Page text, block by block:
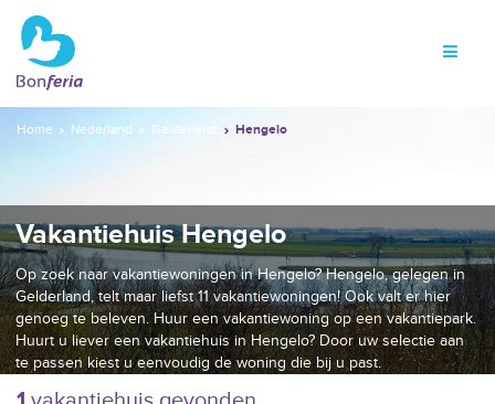
Home Nederland Gelderland Hengelo
Vakantiehuis Hengelo
Op zoek naar vakantiewoningen in Hengelo? Hengelo, gelegen in
Gelderland, telt maar liefst 11 vakantiewoningen! Ook valt er hier
genoeg te beleven. Huur een vakantiewoning op een vakantiepark.
Huurt u liever een vakantiehuis in Hengelo? Door uw selectie aan
te passen kiest u eenvoudig de woning die bij u past.